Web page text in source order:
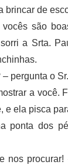
brincar de
são
a Srta.
pergunta o
a você.
e ela pisca
dos
procurar!